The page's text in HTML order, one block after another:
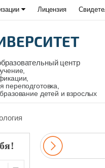
Лицензия
центр
переподготовка,
детей и взрослых